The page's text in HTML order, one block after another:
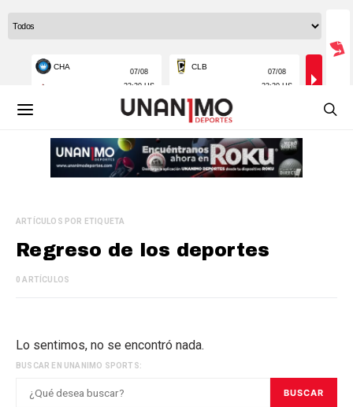
ARTÍCULOS POR ETIQUETA
Regreso de los deportes
0 ARTÍCULOS
Lo sentimos, no se encontró nada.
BUSCAR EN UNANIMO SPORTS:
BUSCAR